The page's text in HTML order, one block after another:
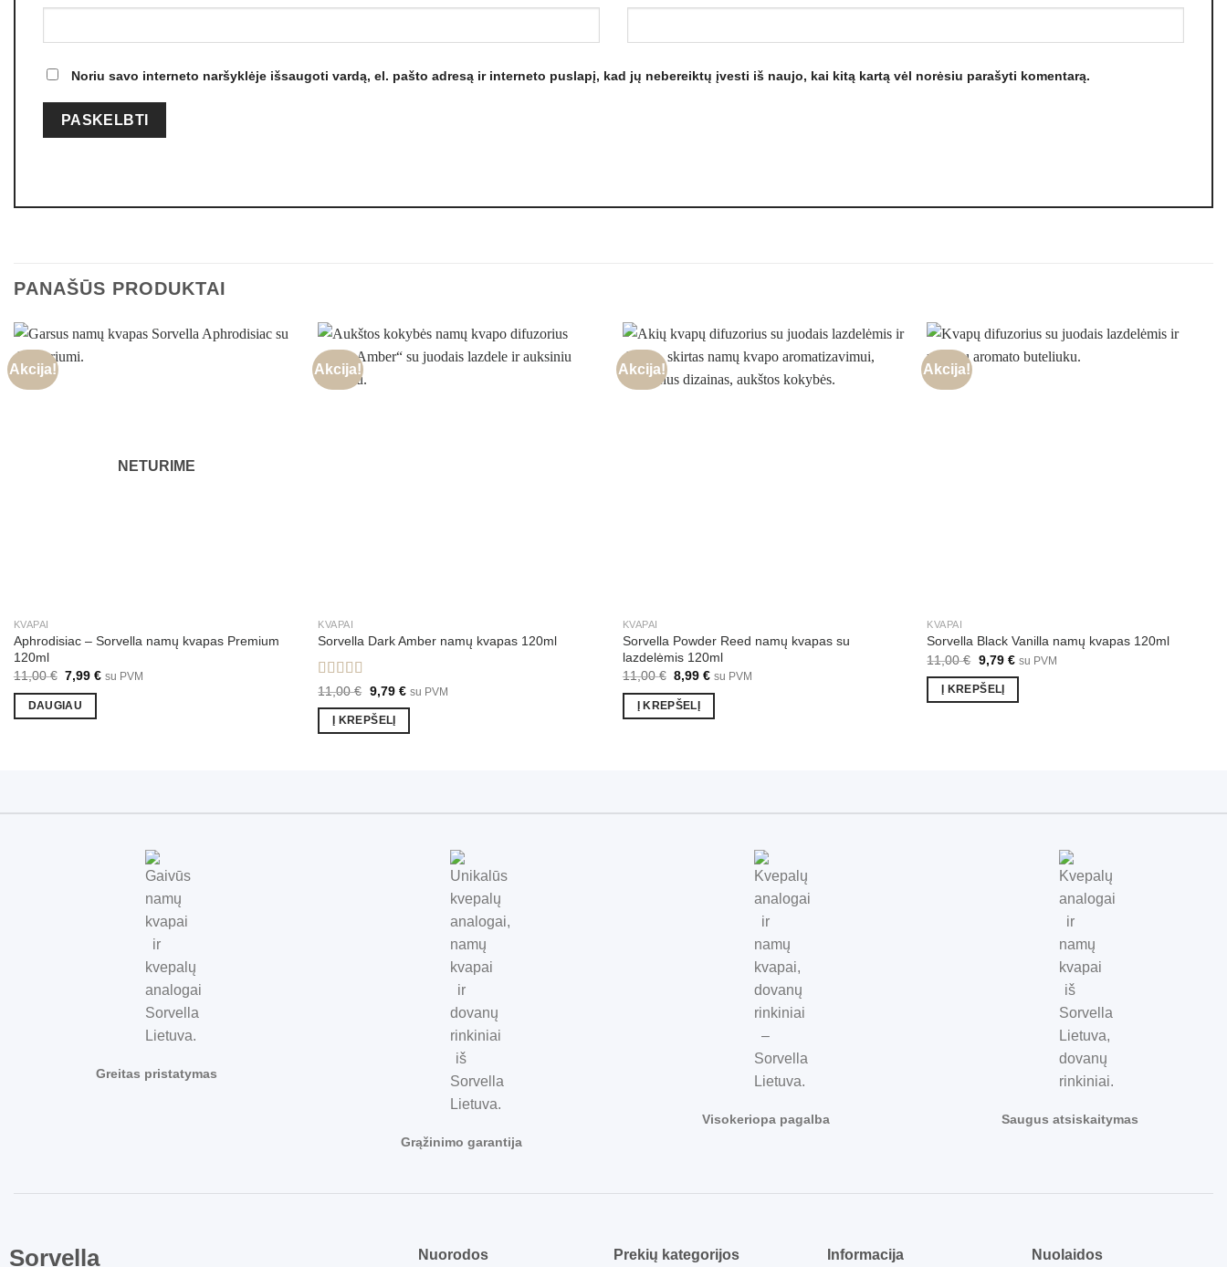
Noriu savo interneto naršyklėje išsaugoti vardą, el. pašto adresą ir interneto puslapį, kad jų nebereiktų įvesti iš naujo, kai kitą kartą vėl norėsiu parašyti komentarą.
PANAŠŪS PRODUKTAI
Akcija!
NETURIME
KVAPAI
Aphrodisiac – Sorvella namų kvapas Premium
120ml
11,00€ Original
was:
11,00 €.
7,99€Current
su PVM
DAUGIAU
Akcija!
KVAPAI
Sorvella Dark Amber namų kvapas 120ml
Įvertinimas:
5.00iš 5
11,00€ Original
price
was:
11,00 €.
9,79 €Current
su PVM
Į KREPŠELĮ
Akcija!
KVAPAI
Sorvella Powder Reed namų kvapas su
lazdelėmis 120ml
11,00€ Original
was:
11,00 €.
8,99€Current
su PVM
Į KREPŠELĮ
Akcija!
KVAPAI
Sorvella Black Vanilla namų kvapas 120ml
11,00€ Original
price
was:
11,00 €.
9,79 €Current
su PVM
Į KREPŠELĮ
Greitas pristatymas
Grąžinimo garantija
Visokeriopa pagalba Saugus atsiskaitymas
Sorvella Nuorodos Prekių kategorijos Informacija Nuolaidos